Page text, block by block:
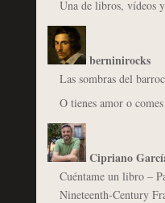
Una de libros, vídeos
berninirocks
Las sombras del
O tienes amor o
Cipriano
Cuéntame un libro –
Nineteenth-Century